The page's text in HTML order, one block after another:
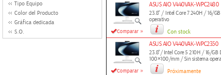
Tipo Equipo
Color del Producto
Gráfica dedicada
S.O.
Comparar »
ASUS AIO V440VAK-WPC2480
23.8" / Intel Core 7 240H / 16/
operativo
Con stock
Comparar »
ASUS AIO V440VAK-WPC2350
23.8"/ Intel Core 5 210H / 16/
100×100/mm / Sin sistema
Próximamente